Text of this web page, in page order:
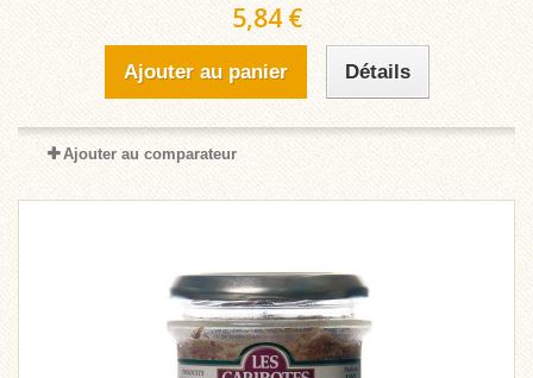
5,84 €
Ajouter au panier Détails
Ajouter au comparateur